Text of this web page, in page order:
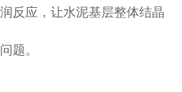
反应，让水泥基层整体结晶
题。